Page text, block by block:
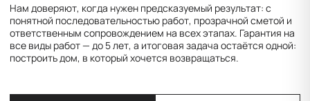
Нам доверяют, когда нужен предсказуемый результат: с
понятной последовательностью работ, прозрачной сметой и
ответственным сопровождением на всех этапах. Гарантия на
все виды работ — до 5 лет, а итоговая задача остаётся одной:
построить дом, в который хочется возвращаться.